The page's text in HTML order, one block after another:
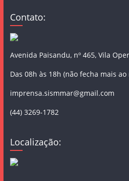
Contato:
Avenida Paisandu, nº 465, Vila
Das 08h às 18h (não fecha mais
imprensa.sismmar@gmail.com
(44) 3269-1782
Localização: